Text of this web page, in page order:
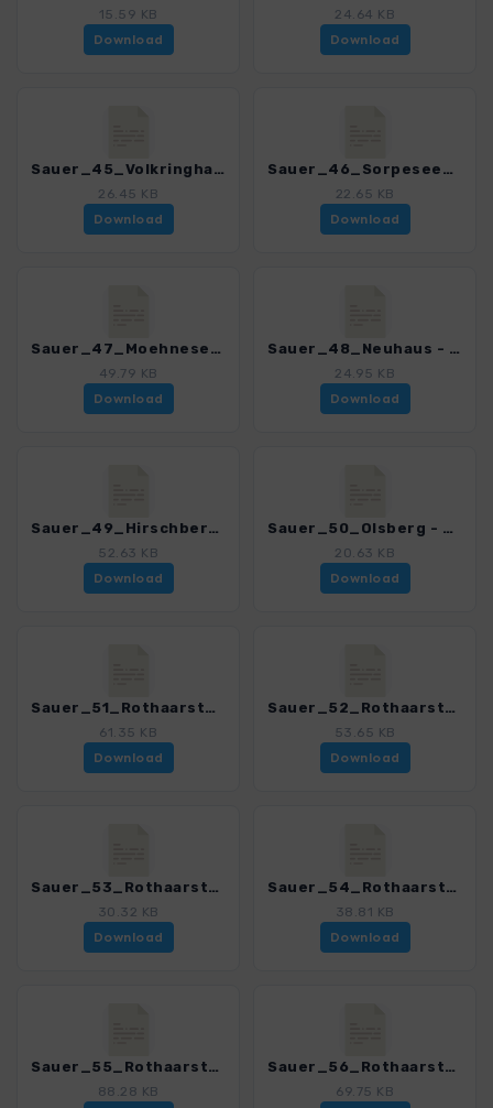
15.59 KB
Download
24.64 KB
Download
Sauer_45_Volkringhausen - Balver Wald_4038_7.gpx
26.45 KB
Download
Sauer_46_Sorpesee_4038_7.gpx
22.65 KB
Download
Sauer_47_Moehnesee_4038_7.gpx
49.79 KB
Download
Sauer_48_Neuhaus - Eisenberg_4038_7.gpx
24.95 KB
Download
Sauer_49_Hirschberg - Bilsteinhoehle_4038_7.gpx
52.63 KB
Download
Sauer_50_Olsberg - Meschede_4038_7.gpx
20.63 KB
Download
Sauer_51_Rothaarsteig Etappe 1_4038_7.gpx
61.35 KB
Download
Sauer_52_Rothaarsteig Etappe 2_4038_7.gpx
53.65 KB
Download
Sauer_53_Rothaarsteig Etappe 3_4038_7.gpx
30.32 KB
Download
Sauer_54_Rothaarsteig Etappe 4_4038_7.gpx
38.81 KB
Download
Sauer_55_Rothaarsteig Etappe 5_4038_7.gpx
88.28 KB
Sauer_56_Rothaarsteig Etappe 6_4038_7.gpx
69.75 KB